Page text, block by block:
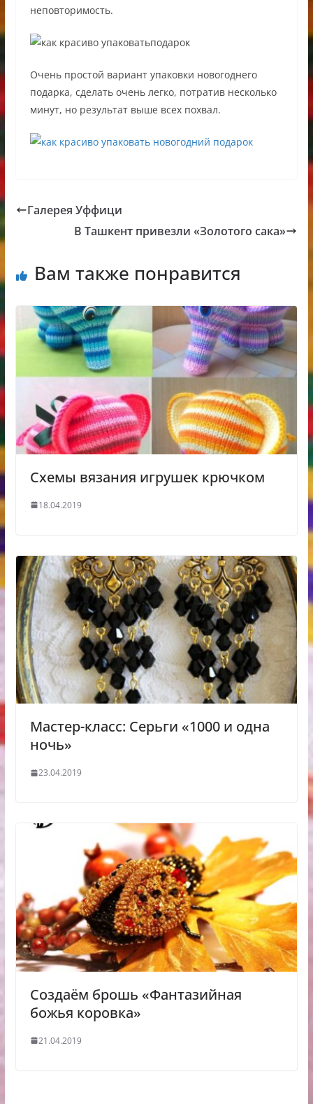
неповторимость.
Очень простой вариант упаковки новогоднего
подарка, сделать очень легко, потратив несколько
минут, но результат выше всех похвал.
Галерея Уффици
В Ташкент привезли «Золотого сака»
Вам также понравится
Схемы вязания игрушек крючком
18.04.2019
Мастер-класс: Серьги «1000 и одна
ночь»
23.04.2019
Создаём брошь «Фантазийная
божья коровка»
21.04.2019